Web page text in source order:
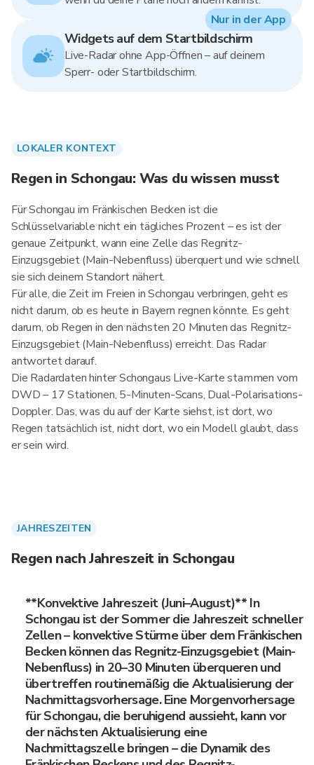
Widgets auf dem Startbildschirm
Live-Radar ohne App-Öffnen – auf deinem
Sperr- oder Startbildschirm.
Nur in der App
LOKALER KONTEXT
Regen in Schongau: Was du wissen musst
Für Schongau im Fränkischen Becken ist die
Schlüsselvariable nicht ein tägliches Prozent – es ist der
genaue Zeitpunkt, wann eine Zelle das Regnitz-
Einzugsgebiet (Main-Nebenfluss) überquert und wie schnell
sie sich deinem Standort nähert.
Für alle, die Zeit im Freien in Schongau verbringen, geht es
nicht darum, ob es heute in Bayern regnen könnte. Es geht
darum, ob Regen in den nächsten 20 Minuten das Regnitz-
Einzugsgebiet (Main-Nebenfluss) erreicht. Das Radar
antwortet darauf.
Die Radardaten hinter Schongaus Live-Karte stammen vom
DWD – 17 Stationen, 5-Minuten-Scans, Dual-Polarisations-
Doppler. Das, was du auf der Karte siehst, ist dort, wo
Regen tatsächlich ist, nicht dort, wo ein Modell glaubt, dass
er sein wird.
JAHRESZEITEN
Regen nach Jahreszeit in Schongau
**Konvektive Jahreszeit (Juni–August)** In
Schongau ist der Sommer die Jahreszeit schneller
Zellen – konvektive Stürme über dem Fränkischen
Becken können das Regnitz-Einzugsgebiet (Main-
Nebenfluss) in 20–30 Minuten überqueren und
übertreffen routinemäßig die Aktualisierung der
Nachmittagsvorhersage. Eine Morgenvorhersage
für Schongau, die beruhigend aussieht, kann vor
der nächsten Aktualisierung eine
Nachmittagszelle bringen – die Dynamik des